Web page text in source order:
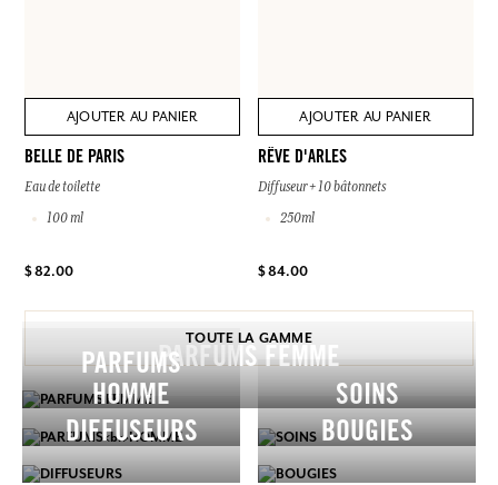
AJOUTER AU PANIER
BELLE DE PARIS
Eau de toilette
100 ml
$ 82.00
AJOUTER AU PANIER
RÊVE D'ARLES
Diffuseur + 10 bâtonnets
250ml
$ 84.00
TOUTE LA GAMME
PARFUMS FEMME
PARFUMS
HOMME
SOINS
DIFFUSEURS
BOUGIES